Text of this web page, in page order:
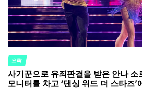
POSTED
IN
오락
사기꾼으로 유죄판결을 받은 안나 소
모니터를 차고 ‘댄싱 위드 더 스타즈’